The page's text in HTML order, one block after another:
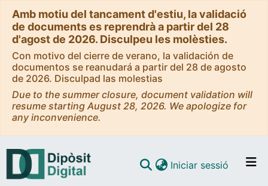
Amb motiu del tancament d'estiu, la validació
de documents es reprendrà a partir del 28
d'agost de 2026. Disculpeu les molèsties.
Con motivo del cierre de verano, la validación de
documentos se reanudará a partir del 28 de agosto
de 2026. Disculpad las molestias
Due to the summer closure, document validation will
resume starting August 28, 2026. We apologize for
any inconvenience.
Iniciar sessió (current)